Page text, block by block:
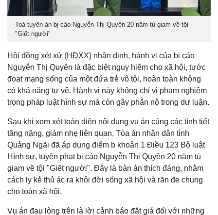
Toà tuyên án bị cáo Nguyễn Thị Quyên 20 năm tù giam về tội
"Giết người"
Hội đồng xét xử (HĐXX) nhận định, hành vi của bị cáo
Nguyễn Thị Quyên là đặc biệt nguy hiểm cho xã hội, tước
đoạt mạng sống của một đứa trẻ vô tội, hoàn toàn không
có khả năng tự vệ. Hành vi này không chỉ vi phạm nghiêm
trọng pháp luật hình sự mà còn gây phẫn nộ trong dư luận.
Sau khi xem xét toàn diện nội dung vụ án cùng các tình tiết
tăng nặng, giảm nhẹ liên quan, Tòa án nhân dân tỉnh
Quảng Ngãi đã áp dụng điểm b khoản 1 Điều 123 Bộ luật
Hình sự, tuyên phạt bị cáo Nguyễn Thị Quyên 20 năm tù
giam về tội "Giết người". Đây là bản án thích đáng, nhằm
cách ly kẻ thủ ác ra khỏi đời sống xã hội và răn đe chung
cho toàn xã hội.
Vụ án đau lòng trên là lời cảnh báo đắt giá đối với những